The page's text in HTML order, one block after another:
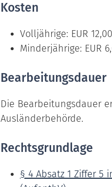
Kosten
Volljährige: EUR
Minderjährige: EUR
Bearbeitungsdauer
Die Bearbeitungsdauer
Ausländerbehörde.
Rechtsgrundlage
§ 4 Absatz 1 Ziffer 5